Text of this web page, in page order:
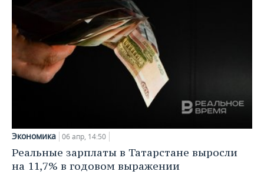
Экономика 06 апр, 14:50
Реальные зарплаты в Татарстане выросли
на 11,7% в годовом выражении